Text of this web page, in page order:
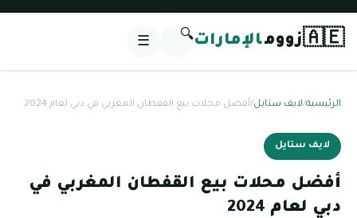
🇦🇪زوومالإمارات🔍
☰
الرئيسية/لايف ستايل/أفضل محلات بيع القفطان المغربي في دبي لعام 2024
لايف ستايل
أفضل محلات بيع القفطان المغربي في
دبي لعام 2024